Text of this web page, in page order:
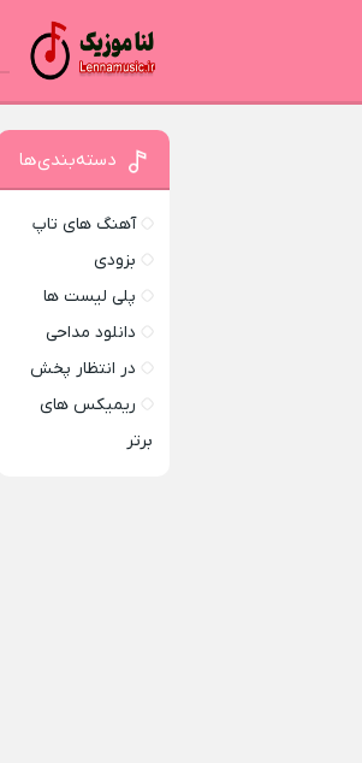
دسته‌بندی‌ها
آهنگ های تاپ
بزودی
پلی لیست ها
دانلود مداحی
در انتظار پخش
ریمیکس های
برتر